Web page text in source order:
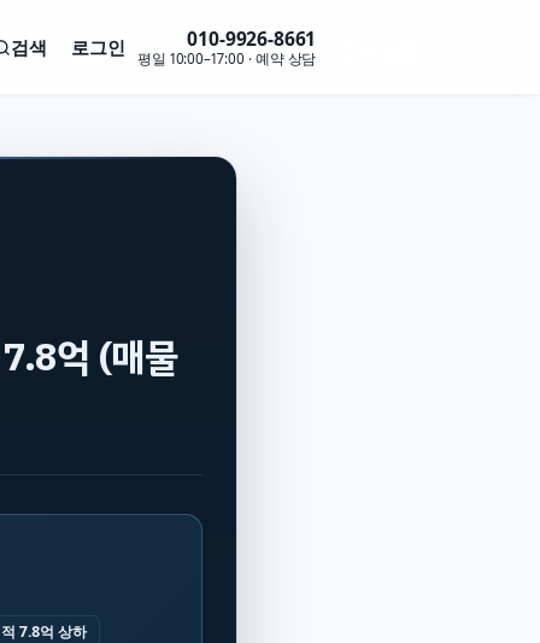
검색 로그인 010-9926-8661
평일 10:00–17:00 · 예약 상담
억 (매물
7.8억 상하